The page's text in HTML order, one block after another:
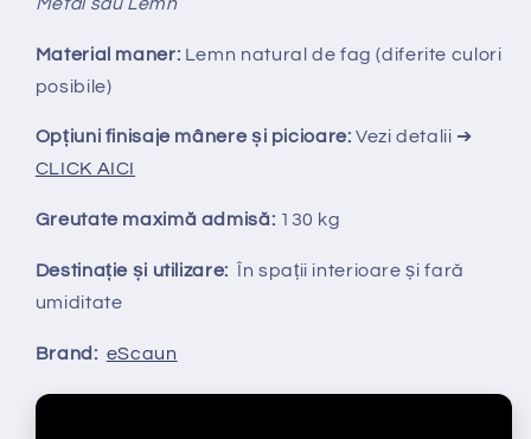
Material maner: Lemn natural de fag (diferite culori
posibile)
Opțiuni finisaje mânere și picioare:Vezi detalii ➔
CLICK AICI
Greutate maximă admisă: 130 kg
Destinație și utilizare: În spații interioare și fară
umiditate
Brand: eScaun